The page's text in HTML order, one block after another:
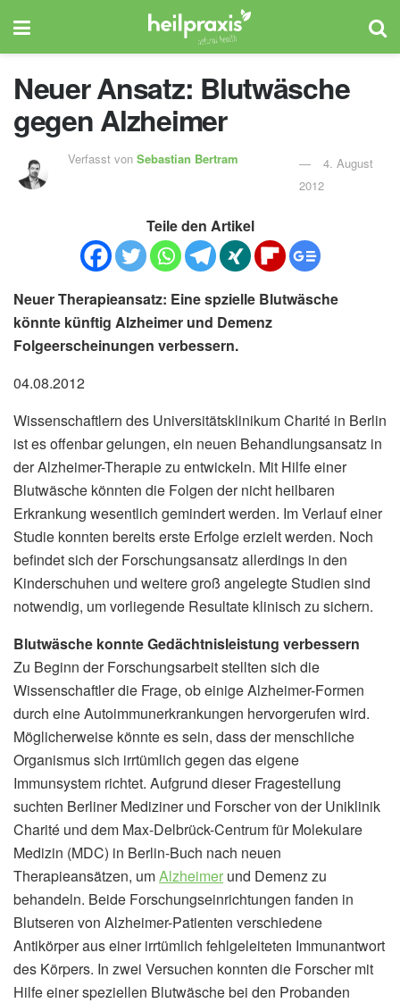
Neuer Ansatz: Blutwäsche
gegen Alzheimer
Verfasst vonSebastian Bertram
4. August
2012
Teile den Artikel
Neuer Therapieansatz: Eine spzielle Blutwäsche
könnte künftig Alzheimer und Demenz
Folgeerscheinungen verbessern.
04.08.2012
Wissenschaftlern des Universitätsklinikum Charité in Berlin
ist es offenbar gelungen, ein neuen Behandlungsansatz in
der Alzheimer-Therapie zu entwickeln. Mit Hilfe einer
Blutwäsche könnten die Folgen der nicht heilbaren
Erkrankung wesentlich gemindert werden. Im Verlauf einer
Studie konnten bereits erste Erfolge erzielt werden. Noch
befindet sich der Forschungsansatz allerdings in den
Kinderschuhen und weitere groß angelegte Studien sind
notwendig, um vorliegende Resultate klinisch zu sichern.
Blutwäsche konnte Gedächtnisleistung verbessern
Zu Beginn der Forschungsarbeit stellten sich die
Wissenschaftler die Frage, ob einige Alzheimer-Formen
durch eine Autoimmunerkrankungen hervorgerufen wird.
Möglicherweise könnte es sein, dass der menschliche
Organismus sich irrtümlich gegen das eigene
Immunsystem richtet. Aufgrund dieser Fragestellung
suchten Berliner Mediziner und Forscher von der Uniklinik
Charité und dem Max-Delbrück-Centrum für Molekulare
Medizin (MDC) in Berlin-Buch nach neuen
Therapieansätzen, umAlzheimer und Demenz zu
behandeln. Beide Forschungseinrichtungen fanden in
Blutseren von Alzheimer-Patienten verschiedene
Antikörper aus einer irrtümlich fehlgeleiteten Immunantwort
des Körpers. In zwei Versuchen konnten die Forscher mit
Hilfe einer speziellen Blutwäsche bei den Probanden